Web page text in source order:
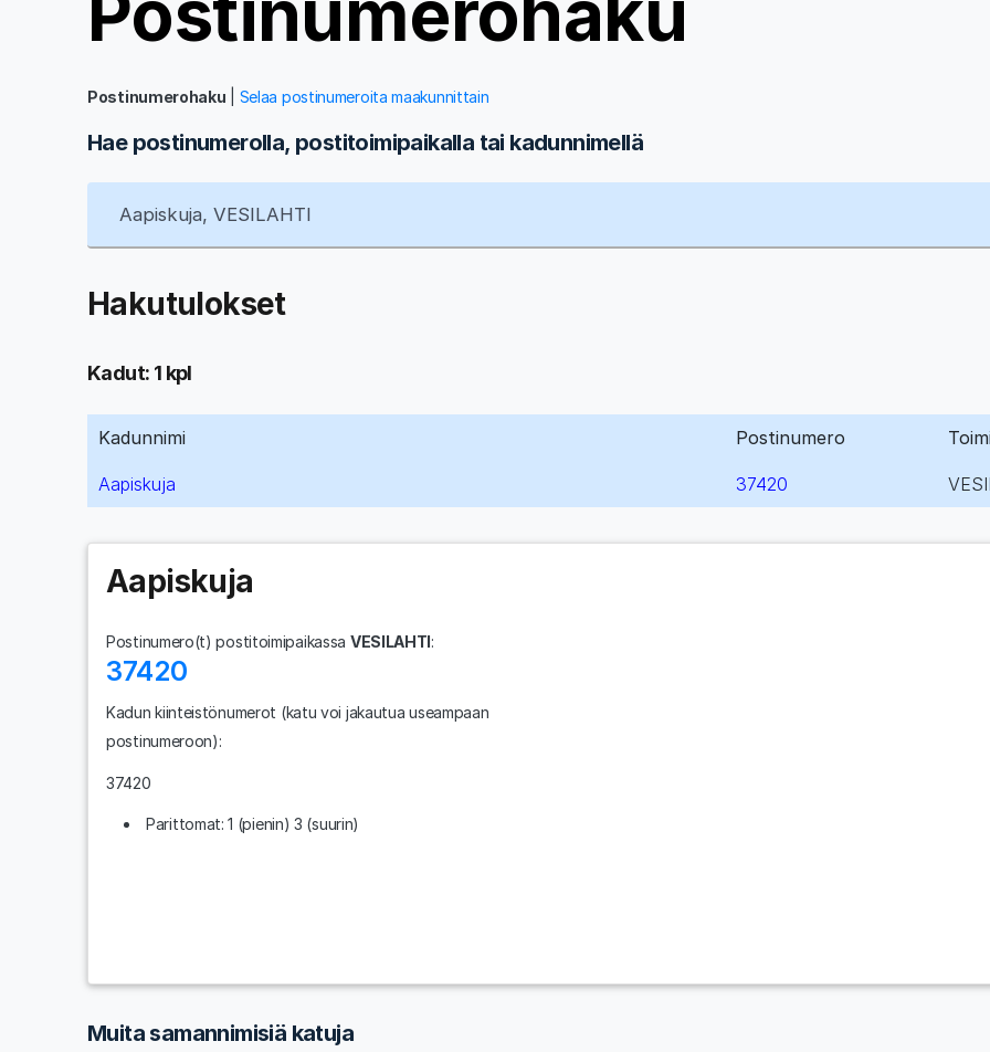
Postinumerohaku Selaa postinumeroita maakunnittain
Hae postinumerolla, postitoimipaikalla tai kadunnimellä
Hakutulokset
Kadut: 1 kpl
Kadunnimi Postinumero
Aapiskuja 37420
Aapiskuja
Postinumero(t) postitoimipaikassa VESILAHTI:
37420
Kadun kiinteistönumerot (katu voi jakautua useampaan
postinumeroon):
37420
Parittomat: 1 (pienin) 3 (suurin)
Muita samannimisiä katuja